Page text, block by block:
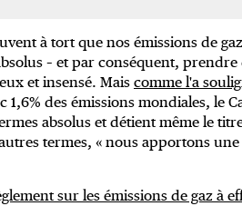
à tort que nos émissions de
– et par conséquent, prendre
et insensé. Mais comme l'a
1,6% des émissions mondiales, le
absolus et détient même le
termes, « nous apportons une
sur les émissions de gaz à